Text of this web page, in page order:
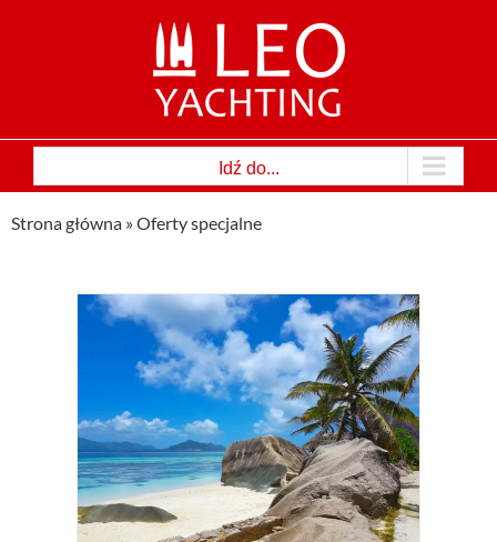
Idź do...
Strona główna »Oferty specjalne